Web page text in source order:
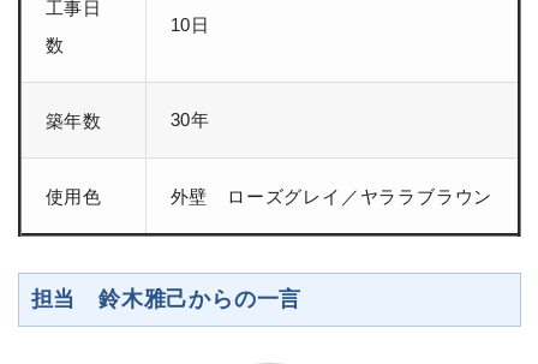
工事日
数
10日
築年数 30年
使用色 外壁 ローズグレイ／ヤララブラウン
担当 鈴木雅己からの一言